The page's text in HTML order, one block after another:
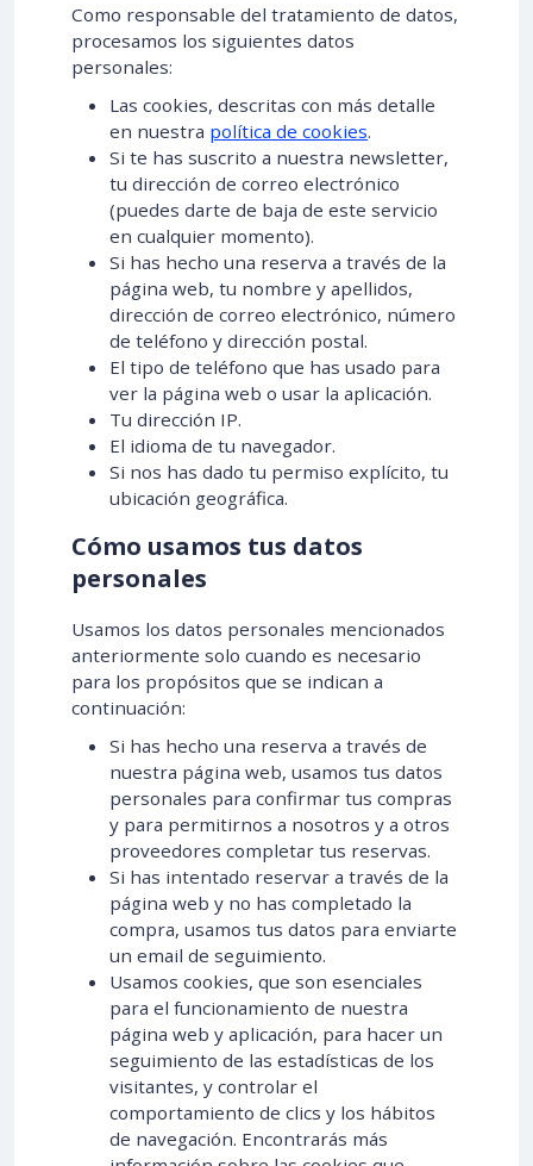
Como responsable del tratamiento de datos,
procesamos los siguientes datos
personales:
Las cookies, descritas con más detalle
en nuestra política de cookies.
Si te has suscrito a nuestra newsletter,
tu dirección de correo electrónico
(puedes darte de baja de este servicio
en cualquier momento).
Si has hecho una reserva a través de la
página web, tu nombre y apellidos,
dirección de correo electrónico, número
de teléfono y dirección postal.
El tipo de teléfono que has usado para
ver la página web o usar la aplicación.
Tu dirección IP.
El idioma de tu navegador.
Si nos has dado tu permiso explícito, tu
ubicación geográfica.
Cómo usamos tus datos
personales
Usamos los datos personales mencionados
anteriormente solo cuando es necesario
para los propósitos que se indican a
continuación:
Si has hecho una reserva a través de
nuestra página web, usamos tus datos
personales para confirmar tus compras
y para permitirnos a nosotros y a otros
proveedores completar tus reservas.
Si has intentado reservar a través de la
página web y no has completado la
compra, usamos tus datos para enviarte
un email de seguimiento.
Usamos cookies, que son esenciales
para el funcionamiento de nuestra
página web y aplicación, para hacer un
seguimiento de las estadísticas de los
visitantes, y controlar el
comportamiento de clics y los hábitos
de navegación. Encontrarás más